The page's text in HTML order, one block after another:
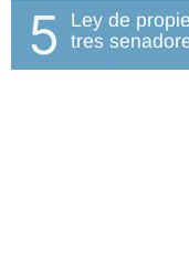
5
Ley de
tres